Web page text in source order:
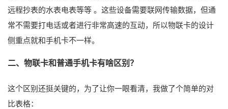
远程抄表的水表电表等等 。这些设备需要联网传输数据，但通
常不需要打电话或者进行非常高速的互动，所以物联卡的设计
侧重点就和手机卡不一样。
二、物联卡和普通手机卡有啥区别？
这个区别还挺关键的，为了让你一眼看清，我做了个简单的对
比表格：